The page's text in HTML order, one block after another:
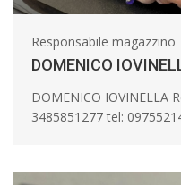
Responsabile magazzino
DOMENICO
DOMENICO IOVINELLA
3485851277 tel: